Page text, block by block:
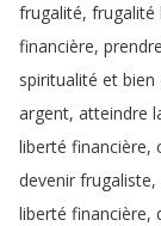
frugalité, frugalité
financière, prendre
spiritualité et bien
argent, atteindre
liberté financière,
devenir frugaliste,
liberté financière,